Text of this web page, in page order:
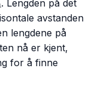
Lengden på det
avstanden
lengdene på
nå er kjent,
for å finne